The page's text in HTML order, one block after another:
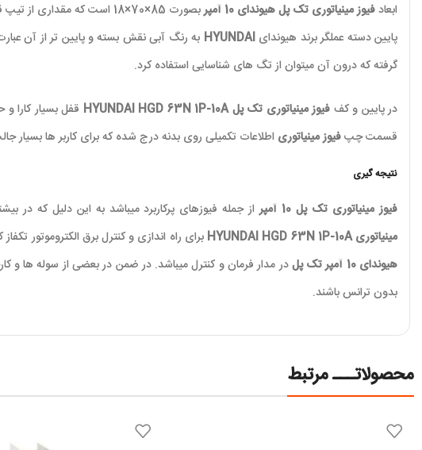
ابعادفیوز مینیاتوری تک پل هیوندای 10 آمپر بصورت 85×70×18 است که مقداری از تیپ قدیمی خود بزرگتر است. رنگ
پایین دسته عملگر برند هیوندایHYUNDAI به رنگ آبی نقش بسته و پایین تر از آن
گرفته که درون آن میتوان از تگ های شناسایی استفاده کرد.
در پایین و کف فیوز مینیاتوری تک پلHYUNDAI HGD 63N 1P-10A قفل بسیار کارا
قسمت چپفیوز مینیاتوری اطلاعات تکمیلی روی بدنه درج شده که برای کاربر ها بسیار
نتیجه گیری
فیوز مینیاتوری تک پل 10 آمپر از جمله فیوزهای پرکاربرد میباشد به این دلیل که در
مینیاتوریHYUNDAI HGD 63N 1P-10A برای راه اندازی و کنترل برق الکتروموتور
هیوندای 10 آمپر تک پل
در مدار فرمان و کنترل میباشد. در ضمن در بعضی از سوله ها و
بدون ترانس باشند.
محصولاتـــ مرتبط